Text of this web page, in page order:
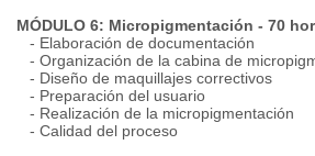
MÓDULO 6: Micropigmentación - 70
- Elaboración de documentación
- Organización de la cabina de
- Diseño de maquillajes correctivos
- Preparación del usuario
- Realización de la micropigmentación
- Calidad del proceso